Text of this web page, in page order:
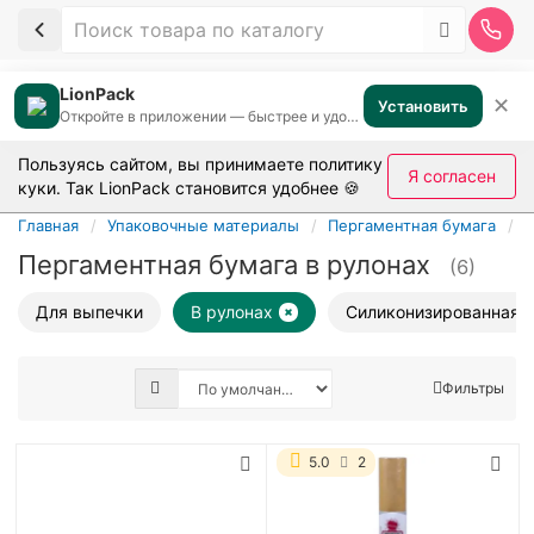
LionPack
Откройте в приложении — быстрее и удобнее Установить ✕
Пользуясь сайтом, вы принимаете политику
куки. Так LionPack становится удобнее 🍪
Я согласен
Главная Упаковочные материалы Пергаментная бумага
Пергаментная бумага в рулонах (6)
Для выпечки В рулонах Силиконизированная
Фильтры
5.0 2